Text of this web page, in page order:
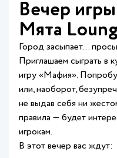
Вечер
Мята
Город засыпает…
Приглашаем сыграть в
игру «Мафия».
или, наоборот,
не выдав себя ни
правила — будет
игрокам.
В этот вечер вас ждут: